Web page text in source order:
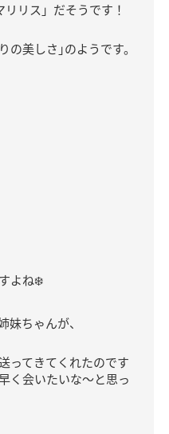
リス」だそうです！
の美しさ｣のようです。
よね❄️
妹ちゃんが、
ってきてくれたのです
く会いたいな～と思っ